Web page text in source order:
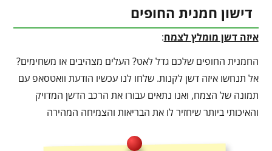
דישון חמנית החופים
איזה דשן מומלץ לצמח:
החמנית החופים שלכם גדל לאט? העלים מצהיבים או משחימים?
אל תנחשו איזה דשן לקנות. שלחו לנו עכשיו הודעת וואטסאפ עם
תמונה של הצמח, ואנו נתאים עבורו את הרכב הדשן המדויק
והאיכותי ביותר שיחזיר לו את הבריאות והצמיחה המהירה